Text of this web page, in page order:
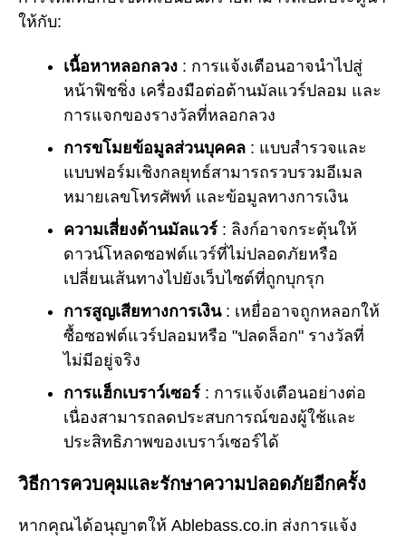
ให้กับ:
เนื้อหาหลอกลวง : การแจ้งเตือนอาจนำไปสู่
หน้าฟิชชิ่ง เครื่องมือต่อต้านมัลแวร์ปลอม และ
การแจกของรางวัลที่หลอกลวง
การขโมยข้อมูลส่วนบุคคล : แบบสำรวจและ
แบบฟอร์มเชิงกลยุทธ์สามารถรวบรวมอีเมล
หมายเลขโทรศัพท์ และข้อมูลทางการเงิน
ความเสี่ยงด้านมัลแวร์ : ลิงก์อาจกระตุ้นให้
ดาวน์โหลดซอฟต์แวร์ที่ไม่ปลอดภัยหรือ
เปลี่ยนเส้นทางไปยังเว็บไซต์ที่ถูกบุกรุก
การสูญเสียทางการเงิน: เหยื่ออาจถูกหลอกให้
ซื้อซอฟต์แวร์ปลอมหรือ "ปลดล็อก" รางวัลที่
ไม่มีอยู่จริง
การแฮ็กเบราว์เซอร์ : การแจ้งเตือนอย่างต่อ
เนื่องสามารถลดประสบการณ์ของผู้ใช้และ
ประสิทธิภาพของเบราว์เซอร์ได้
วิธีการควบคุมและรักษาความปลอดภัยอีกครั้ง
หากคุณได้อนุญาตให้ Ablebass.co.in ส่งการแจ้ง